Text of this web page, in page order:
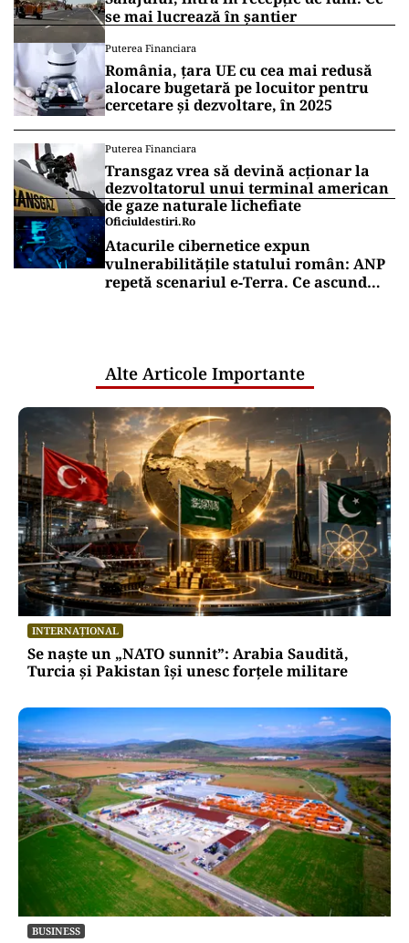
se mai lucrează în șantier
Puterea Financiara
România, țara UE cu cea mai redusă
alocare bugetară pe locuitor pentru
cercetare și dezvoltare, în 2025
Puterea Financiara
Transgaz vrea să devină acționar la
dezvoltatorul unui terminal american
de gaze naturale lichefiate
Oficiuldestiri.ro
Atacurile cibernetice expun
vulnerabilitățile statului român: ANP
repetă scenariul e‑Terra. Ce ascund
Alte Articole Importante
INTERNAȚIONAL
Se naște un „NATO sunnit”: Arabia Saudită,
Turcia și Pakistan își unesc forțele militare
BUSINESS